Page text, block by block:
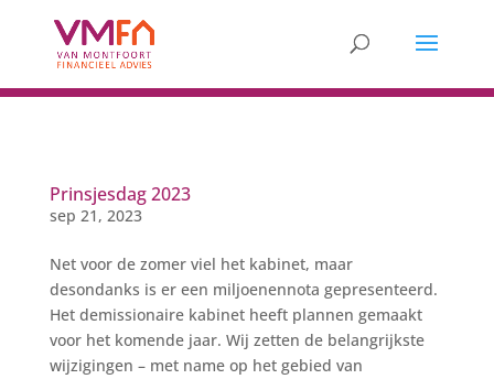
Prinsjesdag 2023
sep 21, 2023
Net voor de zomer viel het kabinet, maar
desondanks is er een miljoenennota gepresenteerd.
Het demissionaire kabinet heeft plannen gemaakt
voor het komende jaar. Wij zetten de belangrijkste
wijzigingen – met name op het gebied van